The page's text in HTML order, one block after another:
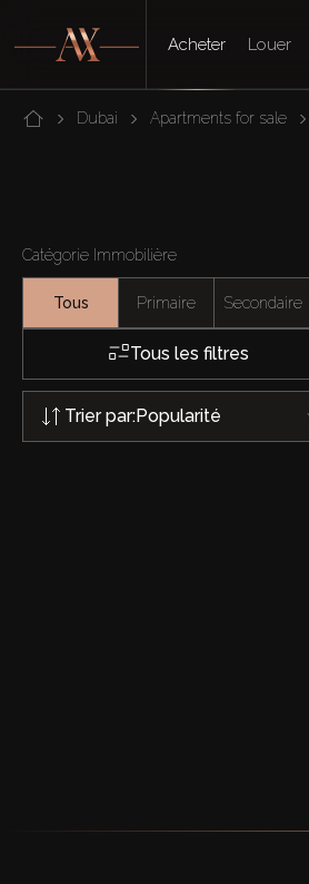
Acheter Louer
Dubai Apartments for sale
Catégorie Immobilière
Tous Primaire Secondaire
Tous les filtres
Trier par:Popularité